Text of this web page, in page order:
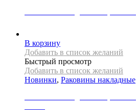
В корзину
Добавить в список желаний
Быстрый просмотр
Добавить в список желаний
Новинки, Раковины накладные